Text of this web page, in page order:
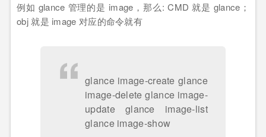
例如 glance 管理的是 image，那么: CMD 就是 glance；
obj 就是 image 对应的命令就有
glance image-create glance
image-delete glance image-
update glance image-list
glance image-show